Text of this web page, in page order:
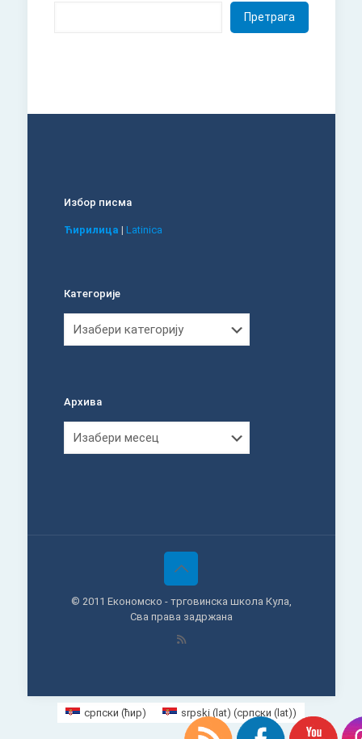
Претрага
Избор писма
Ћирилица | Latinica
Категорије
Архива
© 2011 Економско - трговинска школа Кула,
Сва права задржана
српски (ћир) srpski (lat) (српски (lat))